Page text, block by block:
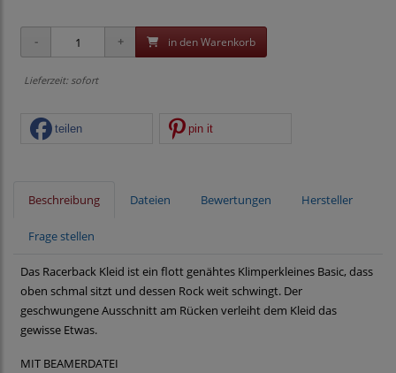
in den Warenkorb
Lieferzeit: sofort
teilen pin it
Beschreibung Dateien Bewertungen Hersteller
Frage stellen
Das Racerback Kleid ist ein flott genähtes Klimperkleines Basic, dass
oben schmal sitzt und dessen Rock weit schwingt. Der
geschwungene Ausschnitt am Rücken verleiht dem Kleid das
gewisse Etwas.
MIT BEAMERDATEI